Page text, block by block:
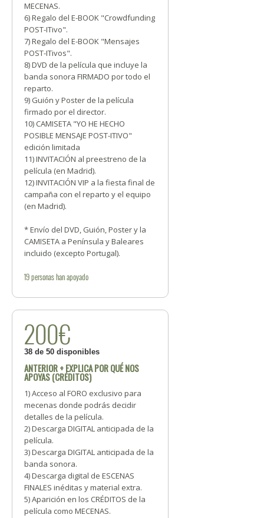
MECENAS.
6) Regalo del E-BOOK "Crowdfunding
POST-ITivo".
7) Regalo del E-BOOK "Mensajes
POST-ITivos".
8) DVD de la película que incluye la
banda sonora FIRMADO por todo el
reparto.
9) Guión y Poster de la película
firmado por el director.
10) CAMISETA "YO HE HECHO
POSIBLE MENSAJE POST-ITIVO"
edición limitada
11) INVITACIÓN al preestreno de la
película (en Madrid).
12) INVITACIÓN VIP a la fiesta final de
campaña con el reparto y el equipo
(en Madrid).
* Envío del DVD, Guión, Poster y la
CAMISETA a Península y Baleares
incluido (excepto Portugal).
19personashan apoyado
200€
38 de 50 disponibles
ANTERIOR + EXPLICA POR QUÉ NOS
APOYAS (CRÉDITOS)
1) Acceso al FORO exclusivo para
mecenas donde podrás decidir
detalles de la película.
2) Descarga DIGITAL anticipada de la
película.
3) Descarga DIGITAL anticipada de la
banda sonora.
4) Descarga digital de ESCENAS
FINALES inéditas y material extra.
5) Aparición en los CRÉDITOS de la
película como MECENAS.